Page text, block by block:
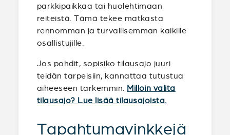
parkkipaikkaa tai huolehtimaan
reiteistä. Tämä tekee matkasta
rennomman ja turvallisemman kaikille
osallistujille.
Jos pohdit, sopisiko tilausajo juuri
teidän tarpeisiin, kannattaa tutustua
aiheeseen tarkemmin. Milloin valita
tilausajo? Lue lisää tilausajoista.
Tapahtumavinkkejä